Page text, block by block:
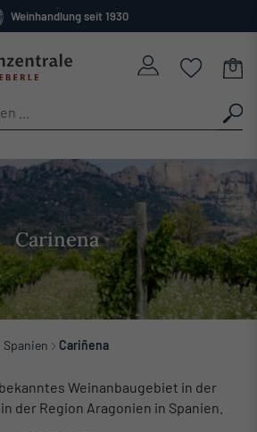
Weinhandlung seit 1930
versandkostenfrei ab 120 Euro
Carinena
Spanien Cariñena
Weinanbaugebiet in der
der Region Aragonien in Spanien.